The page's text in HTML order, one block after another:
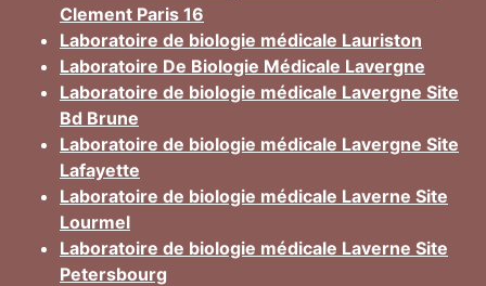
Clement Paris 16
Laboratoire de biologie médicale Lauriston
Laboratoire De Biologie Médicale Lavergne
Laboratoire de biologie médicale Lavergne Site
Bd Brune
Laboratoire de biologie médicale Lavergne Site
Lafayette
Laboratoire de biologie médicale Laverne Site
Lourmel
Laboratoire de biologie médicale Laverne Site
Petersbourg